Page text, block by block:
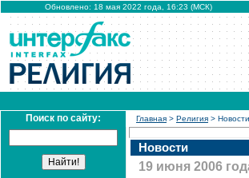
Обновлено: 18 мая 2022 года, 16:23 (МСК)
Поиск по сайту: Главная > Религия > Новости
Новости
19 июня 2006